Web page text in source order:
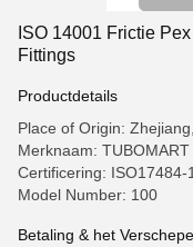
ISO 14001 Frictie
Fittings
Productdetails
Place of Origin:
Merknaam: TUBOMART
Certificering:
Model Number: 100
Betaling & het